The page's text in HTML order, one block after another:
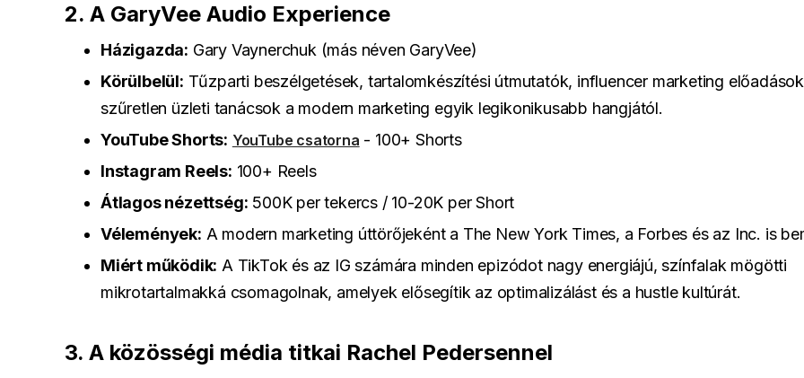
2. A GaryVee Audio Experience
Házigazda: Gary Vaynerchuk (más néven GaryVee)
Körülbelül: Tűzparti beszélgetések, tartalomkészítési útmutatók, influencer marketing
szűretlen üzleti tanácsok a modern marketing egyik legikonikusabb hangjától.
YouTube Shorts: YouTube csatorna - 100+ Shorts
Instagram Reels: 100+ Reels
Átlagos nézettség: 500K per tekercs / 10-20K per Short
Vélemények: A modern marketing úttörőjeként a The New York Times, a Forbes és az Inc. is
Miért működik: A TikTok és az IG számára minden epizódot nagy energiájú, színfalak mögötti
mikrotartalmakká csomagolnak, amelyek elősegítik az optimalizálást és a hustle kultúrát.
3. A közösségi média titkai Rachel Pedersennel